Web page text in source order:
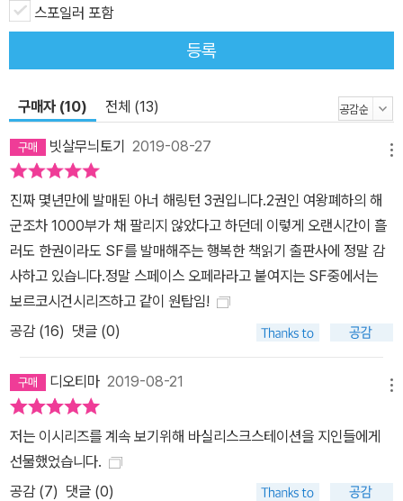
립해군을 상징하는 최신예 순양전함 <나이키>의 함장으로 부임하라
는 명령을 받는다. 헤이븐 인민공화국과의 전면전이 임박했음을 확신
한 맨티코어 해군성은 헤이븐과 국경을 맞댄 핸콕 항성계의 전진 기
노우 소장이 지휘하는 순양 전대의 기함 역할을 맡아 핸콕 기지에 주
독은 개인적인 편견에 사로잡혀 부하인 사노우와 아너를 부당하게 홀
대하지만, 이것이 곧 성역(星域) 전체를 뒤흔든 전략적인 실책으로
이어지리라고 예상한 사람은 아무도 없었다. 한편, 붕괴 위기에 직면
한 국내의 정치적, 경제적 혼란으로부터 국민의 눈을 돌리기 위해 호
시탐탐 개전(開戰) 시기를 저울질하던 헤이븐 지도층은 단기에 맨티
코어를 제압할 수 있는 절호의 기회가 왔다고 판단하고 치밀하게 작
성된 전쟁 계획을 실행에 옮긴다. 그 결과 국경선 전체에서 크고 작은
군사 도발이 속출하면서 상황은 악화 일로를 걷는데….
스포일러 포함
등록
구매자 (10) 전체 (13)
빗살무늬토기 2019-08-27
진짜 몇년만에 발매된 아너 해링턴 3권입니다.2권인 여왕폐하의 해
군조차 1000부가 채 팔리지 않았다고 하던데 이렇게 오랜시간이 흘
러도 한권이라도 SF를 발매해주는 행복한 책읽기 출판사에 정말 감
사하고 있습니다.정말 스페이스 오페라라고 붙여지는 SF중에서는
보르코시건시리즈하고 같이 원탑임!
공감 (16) 댓글 (0)
디오티마 2019-08-21
저는 이시리즈를 계속 보기위해 바실리스크스테이션을 지인들에게
선물했었습니다.
공감 (7) 댓글 (0)